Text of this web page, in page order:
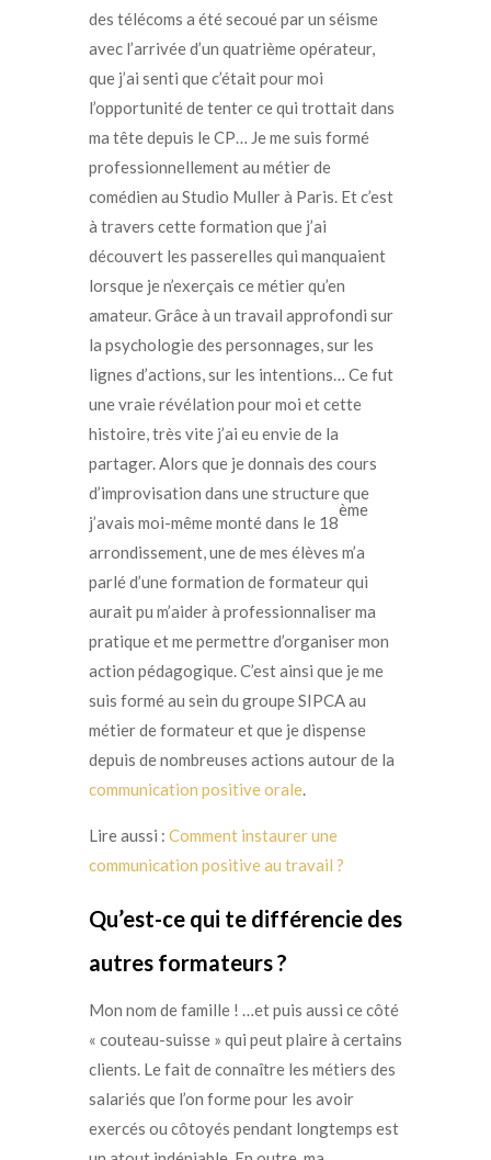
des télécoms a été secoué par un séisme
avec l’arrivée d’un quatrième opérateur,
que j’ai senti que c’était pour moi
l’opportunité de tenter ce qui trottait dans
ma tête depuis le CP… Je me suis formé
professionnellement au métier de
comédien au Studio Muller à Paris. Et c’est
à travers cette formation que j’ai
découvert les passerelles qui manquaient
lorsque je n’exerçais ce métier qu’en
amateur. Grâce à un travail approfondi sur
la psychologie des personnages, sur les
lignes d’actions, sur les intentions… Ce fut
une vraie révélation pour moi et cette
histoire, très vite j’ai eu envie de la
partager. Alors que je donnais des cours
d’improvisation dans une structure que
j’avais moi-même monté dans le 18
ème
arrondissement, une de mes élèves m’a
parlé d’une formation de formateur qui
aurait pu m’aider à professionnaliser ma
pratique et me permettre d’organiser mon
action pédagogique. C’est ainsi que je me
suis formé au sein du groupe SIPCA au
métier de formateur et que je dispense
depuis de nombreuses actions autour de la
communication positive orale.
Lire aussi : Comment instaurer une
communication positive au travail ?
Qu’est-ce qui te différencie des
autres formateurs ?
Mon nom de famille ! …et puis aussi ce côté
« couteau-suisse » qui peut plaire à certains
clients. Le fait de connaître les métiers des
salariés que l’on forme pour les avoir
exercés ou côtoyés pendant longtemps est